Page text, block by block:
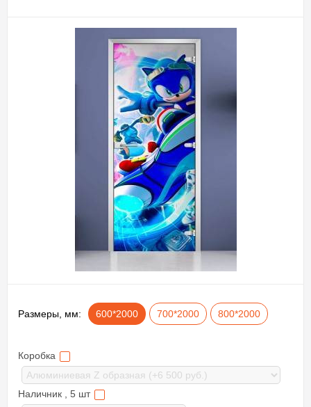
Размеры, мм: 600*2000 700*2000 800*2000
Коробка
Наличник , 5 шт